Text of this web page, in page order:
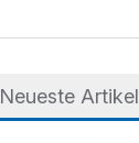
Neueste Artikel